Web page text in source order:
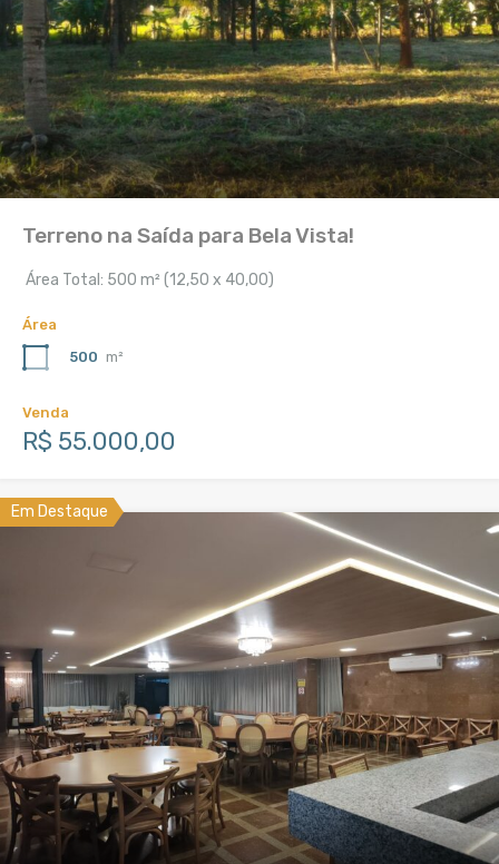
Terreno na Saída para Bela Vista!
Área Total: 500 m² (12,50 x 40,00)
Área
500 m²
Venda
R$ 55.000,00
Em Destaque